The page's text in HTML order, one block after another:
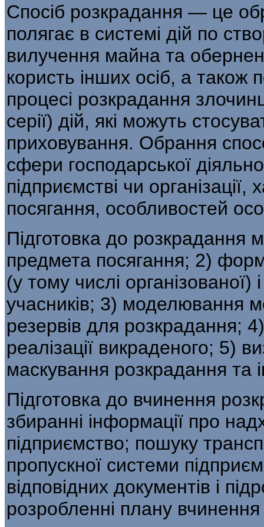
Спосіб розкрадання — це
полягає в системі дій по
вилучення майна та
користь інших осіб, а
процесі розкрадання
серії) дій, які можуть
приховування. Обрання
сфери господарської
підпри­ємстві чи
посягання, осо­бливостей
Підготовка до
предмета посягання; 2)
(у тому числі орга­нізованої)
учасників; 3) моделюван­ня
резервів для розкрадання;
реалізації викраденого; 5)
маскування розкрадання та
Підготовка до вчинення
збиранні інформації про
підприємство; по­шуку
пропускної системи
відповідних документів і
розробленні плану